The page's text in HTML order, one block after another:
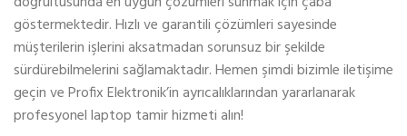
göstermektedir. Hızlı ve garantili çözümleri sayesinde
müşterilerin işlerini aksatmadan sorunsuz bir şekilde
sürdürebilmelerini sağlamaktadır. Hemen şimdi bizimle iletişime
geçin ve Profix Elektronik’in ayrıcalıklarından yararlanarak
profesyonel laptop tamir hizmeti alın!